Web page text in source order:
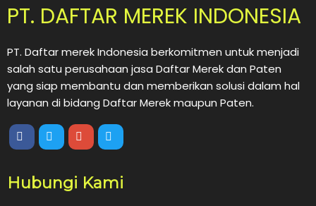
PT. DAFTAR MEREK INDONESIA
PT. Daftar merek Indonesia berkomitmen untuk menjadi
salah satu perusahaan jasa Daftar Merek dan Paten
yang siap membantu dan memberikan solusi dalam hal
layanan di bidang Daftar Merek maupun Paten.
Hubungi Kami